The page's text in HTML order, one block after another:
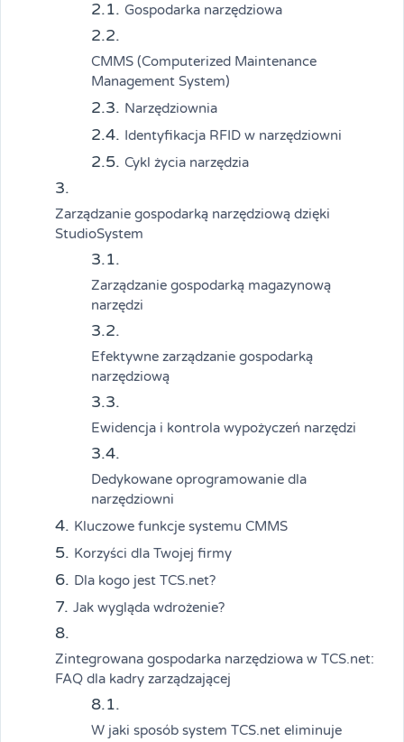
Gospodarka narzędziowa
CMMS (Computerized Maintenance
Management System)
Narzędziownia
Identyfikacja RFID w narzędziowni
Cykl życia narzędzia
Zarządzanie gospodarką narzędziową dzięki
StudioSystem
Zarządzanie gospodarką magazynową
narzędzi
Efektywne zarządzanie gospodarką
narzędziową
Ewidencja i kontrola wypożyczeń narzędzi
Dedykowane oprogramowanie dla
narzędziowni
Kluczowe funkcje systemu CMMS
Korzyści dla Twojej firmy
Dla kogo jest TCS.net?
Jak wygląda wdrożenie?
Zintegrowana gospodarka narzędziowa w TCS.net:
FAQ dla kadry zarządzającej
W jaki sposób system TCS.net eliminuje